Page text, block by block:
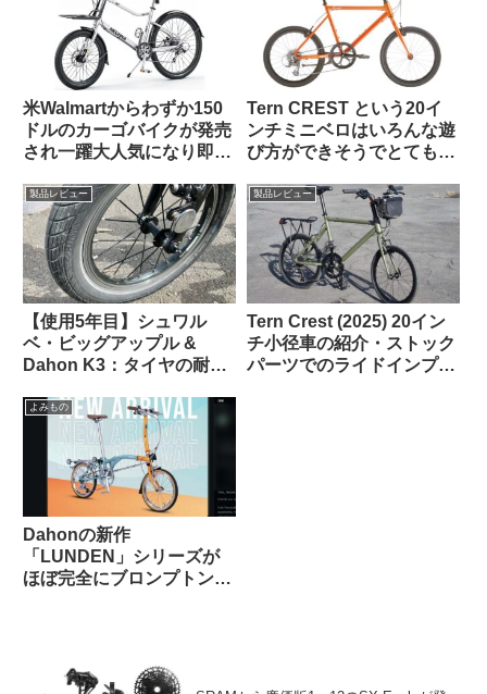
米Walmartからわずか150
ドルのカーゴバイクが発売
され一躍大人気になり即日
Tern CREST という20イ
ンチミニベロはいろんな遊
び方ができそうでとても気
察】
製品レビュー
【使用5年目】シュワル
ベ・ビッグアップル &
Dahon K3：タイヤの耐久
あったか
製品レビュー
Tern Crest (2025) 20イン
チ小径車の紹介・ストック
パーツでのライドインプレ
よみもの
Dahonの新作
「LUNDEN」シリーズが
ほぼ完全にブロンプトンな